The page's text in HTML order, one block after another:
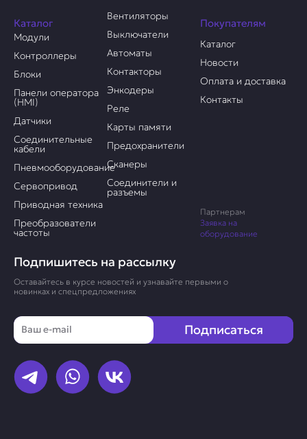
Подпишитесь на рассылку
Оставайтесь в курсе новостей и узнавайте первыми о
новинках и спецпредложениях
Email
Подписаться
Каталог
Модули
Контроллеры
Блоки
Панели оператора
(HMI)
Датчики
Соединительные
кабели
Пневмооборудование
Сервопривод
Приводная техника
Преобразователи
частоты
Вентиляторы
Выключатели
Автоматы
Контакторы
Энкодеры
Реле
Карты памяти
Предохранители
Сканеры
Соединители и
разъемы
Покупателям
Каталог
Новости
Оплата и доставка
Контакты
Партнерам
Заявка на
оборудование